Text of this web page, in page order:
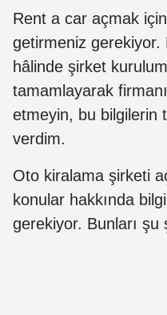
Rent a car açmak
getirmeniz gerekiyor.
hâlinde şirket
tamamlayarak
etmeyin, bu bilgilerin
verdim.
Oto kiralama şirketi
konular hakkında
gerekiyor. Bunları şu